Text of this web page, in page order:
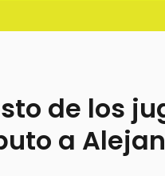
de los
a